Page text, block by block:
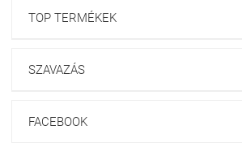
TOP TERMÉKEK
SZAVAZÁS
FACEBOOK